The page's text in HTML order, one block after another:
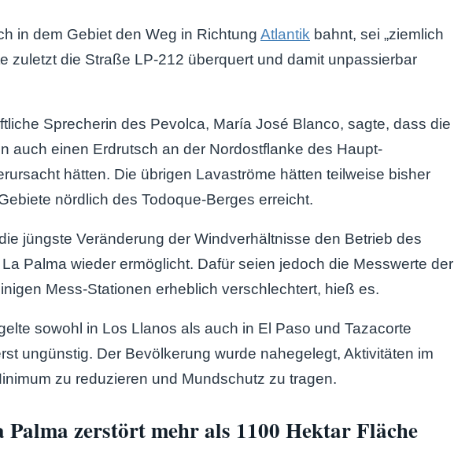
in dem Gebiet den Weg in Richtung Atlantik bahnt, sei „ziemlich
zuletzt die Straße LP-212 überquert und damit unpassierbar
Sprecherin des Pevolca, María José Blanco, sagte, dass die
auch einen Erdrutsch an der Nordostflanke des Haupt-
hätten. Die übrigen Lavaströme hätten teilweise bisher
nördlich des Todoque-Berges erreicht.
jüngste Veränderung der Windverhältnisse den Betrieb des
Palma wieder ermöglicht. Dafür seien jedoch die Messwerte der
Mess-Stationen erheblich verschlechtert, hieß es.
sowohl in Los Llanos als auch in El Paso und Tazacorte
ungünstig. Der Bevölkerung wurde nahegelegt, Aktivitäten im
zu reduzieren und Mundschutz zu tragen.
zerstört mehr als 1100 Hektar Fläche